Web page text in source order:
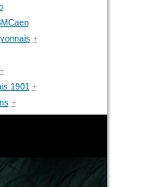
+
+
1901 +
+